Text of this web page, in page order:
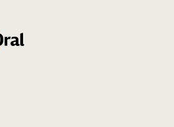
Tomàs